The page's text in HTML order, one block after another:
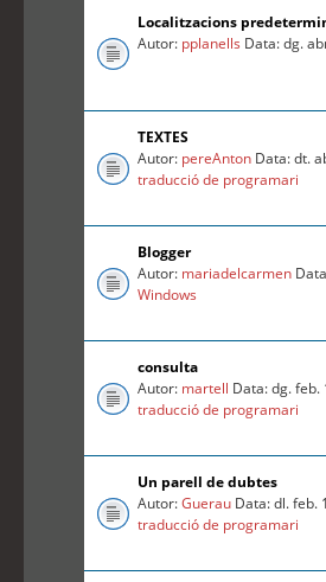
Localitzacions
Autor: pplanells Data: dg.
TEXTES
Autor: pereAnton Data: dt.
traducció de programari
Blogger
Autor: mariadelcarmen
Windows
consulta
Autor: martell Data: dg. feb.
traducció de programari
Un parell de dubtes
Autor:Guerau Data: dl. feb.
traducció de programari